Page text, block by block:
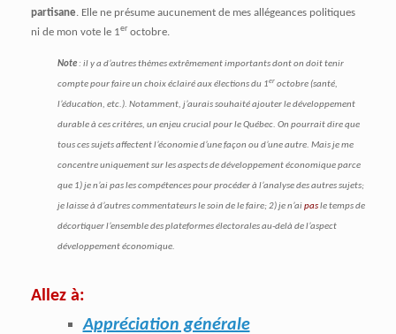
partisane . Elle ne présume aucunement de mes allégeances politiques
ni de mon vote le 1 er octobre.
Note: il y a d’autres thèmes extrêmement importants dont on doit tenir
compte pour faire un choix éclairé aux élections du 1er octobre (santé,
l’éducation, etc.). Notamment, j’aurais souhaité ajouter le développement
durable à ces critères, un enjeu crucial pour le Québec. On pourrait dire que
tous ces sujets affectent l’économie d’une façon ou d’une autre. Mais je me
concentre uniquement sur les aspects de développement économique parce
que 1) je n’ai pas les compétences pour procéder à l’analyse des autres sujets;
je laisse à d’autres commentateurs le soin de le faire; 2) je n’aipasle temps de
décortiquer l’ensemble des plateformes électorales au-delà de l’aspect
développement économique.
Allez à:
Appréciation générale